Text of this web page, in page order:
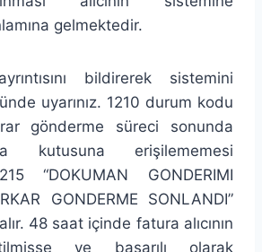
gelmektedir.
bildirerek sistemini
uyarınız. 1210 durum kodu
gönderme süreci sonunda
kutusuna erişilememesi
“DOKUMAN GONDERIMI
GONDERME SONLANDI”
48 saat içinde fatura alıcının
ve başarılı olarak